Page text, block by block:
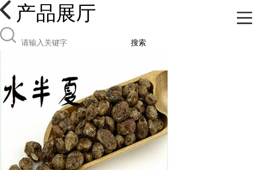
产品展厅
搜索